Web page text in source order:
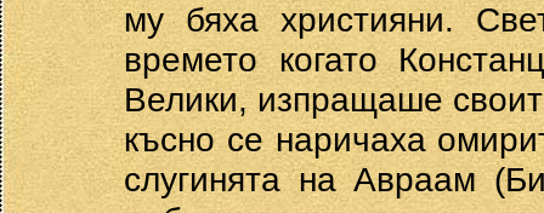
му бяха християни.
времето когато
Велики, изпращаше
късно се наричаха
слугинята на Авраам